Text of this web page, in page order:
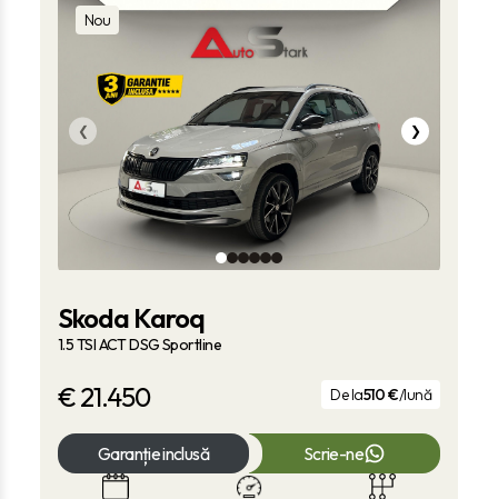
❮ ❯
Nou
Skoda Karoq
1.5 TSI ACT DSG Sportline
€21.450 De la510 €/lună
Garanție inclusă Scrie-ne